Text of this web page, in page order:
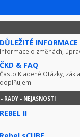
DŮLEŽITÉ INFORMACE
Informace o změnách,
ČKD & FAQ
Často Kladené Otázky,
doplňujem
RADY - NEJASNOSTI
REBEL II